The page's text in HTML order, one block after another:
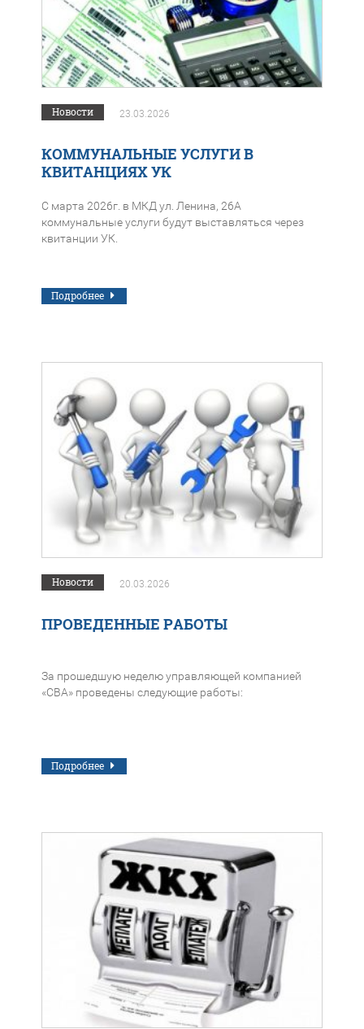
Новости 23.03.2026
КОММУНАЛЬНЫЕ УСЛУГИ В
КВИТАНЦИЯХ УК
С марта 2026г. в МКД ул. Ленина, 26А
коммунальные услуги будут выставляться через
квитанции УК.
Подробнее
Новости 20.03.2026
ПРОВЕДЕННЫЕ РАБОТЫ
За прошедшую неделю управляющей компанией
«СВА» проведены следующие работы:
Подробнее